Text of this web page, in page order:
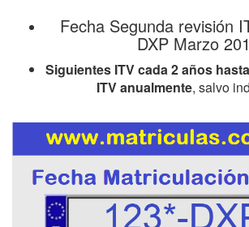
Fecha Segunda revisión
DXP Marzo
Siguientes ITV cada 2 años
ITV anualmente, salvo